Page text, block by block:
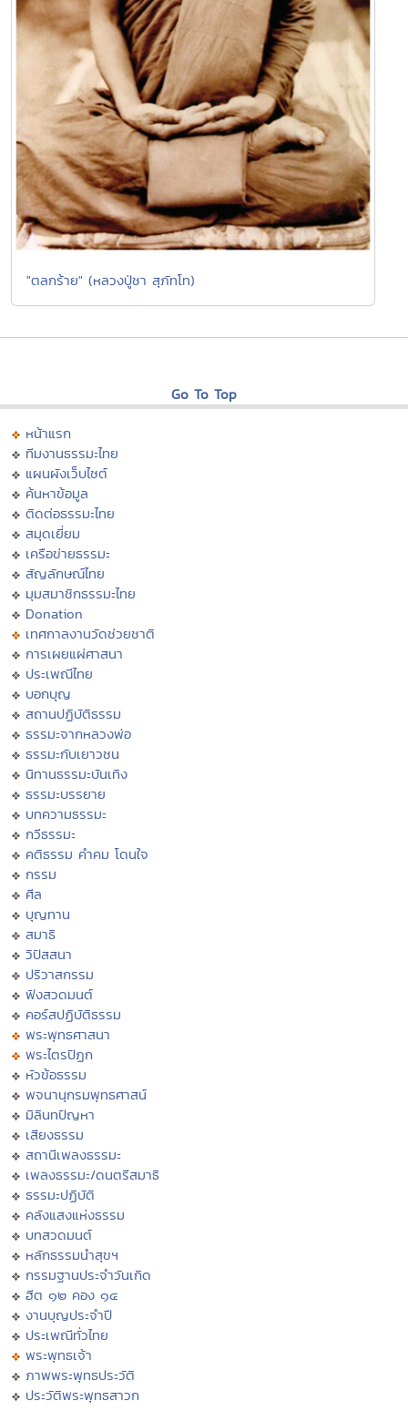
"ตลกร้าย" (หลวงปู่ชา สุภัทโท)
Go To Top
หน้าแรก
ทีมงานธรรมะไทย
แผนผังเว็บไซต์
ค้นหาข้อมูล
ติดต่อธรรมะไทย
สมุดเยี่ยม
เครือข่ายธรรมะ
สัญลักษณ์ไทย
มุมสมาชิกธรรมะไทย
Donation
เทศกาลงานวัดช่วยชาติ
การเผยแผ่ศาสนา
ประเพณีไทย
บอกบุญ
สถานปฏิบัติธรรม
ธรรมะจากหลวงพ่อ
ธรรมะกับเยาวชน
นิทานธรรมะบันเทิง
ธรรมะบรรยาย
บทความธรรมะ
กวีธรรมะ
คติธรรม คำคม โดนใจ
กรรม
ศีล
บุญทาน
สมาธิ
วิปัสสนา
ปริวาสกรรม
ฟังสวดมนต์
คอร์สปฏิบัติธรรม
พระพุทธศาสนา
พระไตรปิฏก
หัวข้อธรรม
พจนานุกรมพุทธศาสน์
มิลินทปัญหา
เสียงธรรม
สถานีเพลงธรรมะ
เพลงธรรมะ/ดนตรีสมาธิ
ธรรมะปฏิบัติ
คลังแสงแห่งธรรม
บทสวดมนต์
หลักธรรมนำสุขฯ
กรรมฐานประจำวันเกิด
ฮีต ๑๒ คอง ๑๔
งานบุญประจำปี
ประเพณีทั่วไทย
พระพุทธเจ้า
ภาพพระพุทธประวัติ
ประวัติพระพุทธสาวก